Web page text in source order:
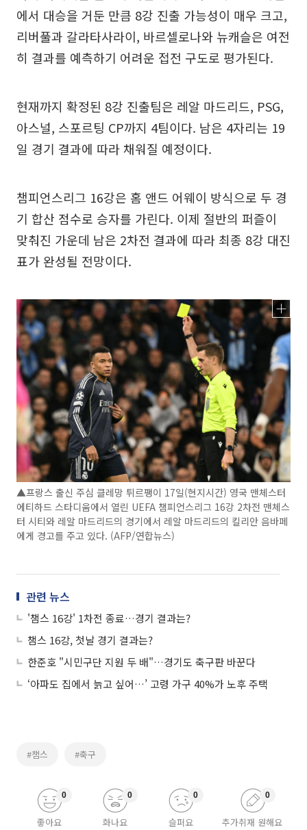
에서 대승을 거둔 만큼 8강 진출 가능성이 매우 크고,
리버풀과 갈라타사라이, 바르셀로나와 뉴캐슬은 여전
히 결과를 예측하기 어려운 접전 구도로 평가된다.
현재까지 확정된 8강 진출팀은 레알 마드리드, PSG,
아스널, 스포르팅 CP까지 4팀이다. 남은 4자리는 19
일 경기 결과에 따라 채워질 예정이다.
챔피언스리그 16강은 홈 앤드 어웨이 방식으로 두 경
기 합산 점수로 승자를 가린다. 이제 절반의 퍼즐이
맞춰진 가운데 남은 2차전 결과에 따라 최종 8강 대진
표가 완성될 전망이다.
▲프랑스 출신 주심 클레망 튀르팽이 17일(현지시간) 영국 맨체스터
에티하드 스타디움에서 열린 UEFA 챔피언스리그 16강 2차전 맨체스
터 시티와 레알 마드리드의 경기에서 레알 마드리드의 킬리안 음바페
에게 경고를 주고 있다. (AFP/연합뉴스)
관련 뉴스
'챔스 16강' 1차전 종료…경기 결과는?
챔스 16강, 첫날 경기 결과는?
한준호 "시민구단 지원 두 배"…경기도 축구판 바꾼다
‘아파도 집에서 늙고 싶어…’ 고령 가구 40%가 노후 주택
#챔스 #축구
좋아요
0
화나요
0
슬퍼요
0
추가취재 원해요
0